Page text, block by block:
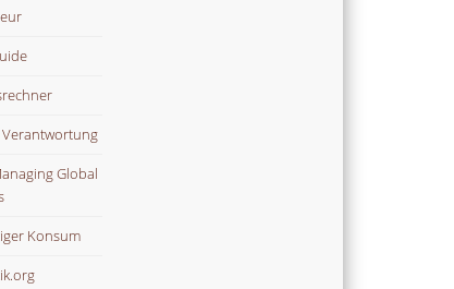
Verantwortung
Global
Konsum